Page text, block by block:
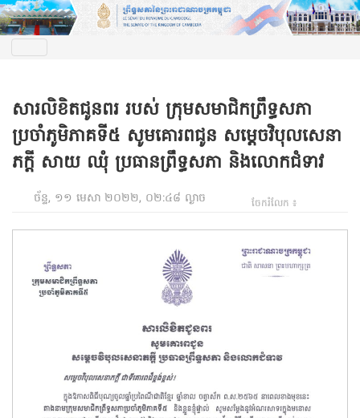
សារលិខិតជូនពរ របស់ ក្រុមសមាជិកព្រឹទ្ធសភា
ប្រចាំភូមិភាគទី៥ សូមគោរពជូន សម្តេចវិបុលសេនា
ភក្តី សាយ ឈុំ ប្រធានព្រឹទ្ធសភា និងលោកជំទាវ
ច័ន្ទ, ១១ មេសា ២០២២, ០២:៤៨ ល្ងាច ចែករំលែក ៖